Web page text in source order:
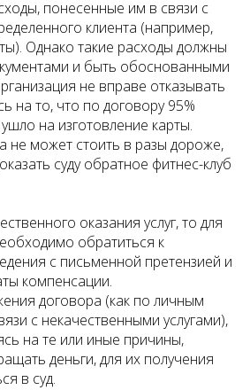
понесенные им в связи с
клиента (например,
Однако такие расходы должны
и быть обоснованными
не вправе отказывать
на то, что по договору 95%
на изготовление карты.
не может стоить в разы дороже,
суду обратное фитнес-клуб
оказания услуг, то для
обратиться к
с письменной претензией и
компенсации.
договора (как по личным
с некачественными услугами),
на те или иные причины,
деньги, для их получения
в суд.